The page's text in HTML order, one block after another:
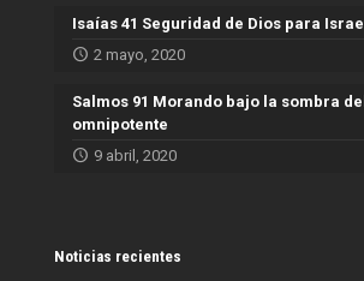
Isaías 41 Seguridad de Dios para Israel
2 mayo, 2020
Salmos 91 Morando bajo la sombra del
omnipotente
9 abril, 2020
Noticias recientes